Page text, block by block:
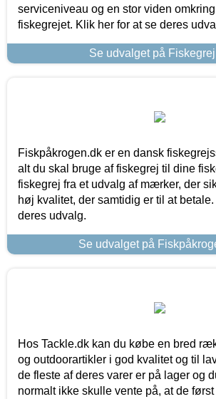
serviceniveau og en stor viden
fiskegrejet. Klik her for at se deres
Se udvalget på
Fiskpåkrogen.dk er en dansk
alt du skal bruge af fiskegrej til dine
fiskegrej fra et udvalg af mærker, der
høj kvalitet, der samtidig er til at
deres udvalg.
Se udvalget på
Hos Tackle.dk kan du købe en bred
og outdoorartikler i god kvalitet og til
de fleste af deres varer er på lager og
normalt ikke skulle vente på, at de